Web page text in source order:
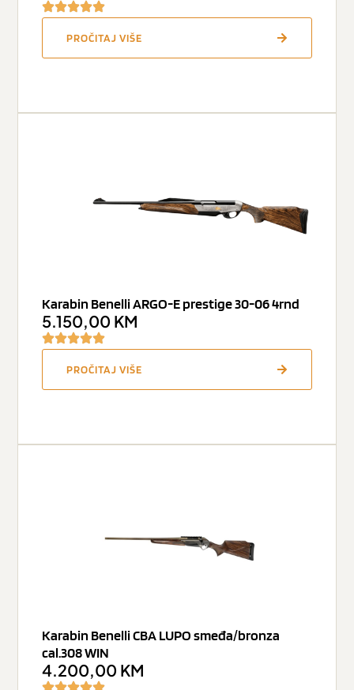
PROČITAJ VIŠE
Karabin Benelli ARGO-E prestige 30-06 4rnd
5.150,00 KM
PROČITAJ VIŠE
Karabin Benelli CBA LUPO smeđa/bronza
cal.308 WIN
4.200,00 KM